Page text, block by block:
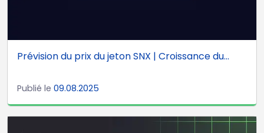
Prévision du prix du jeton SNX | Croissance du...
Publié le 09.08.2025